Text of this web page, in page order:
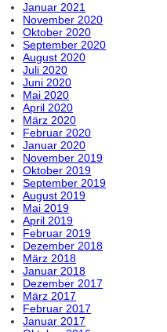
Januar 2021
November 2020
Oktober 2020
September 2020
August 2020
Juli 2020
Juni 2020
Mai 2020
April 2020
März 2020
Februar 2020
Januar 2020
November 2019
Oktober 2019
September 2019
August 2019
Mai 2019
April 2019
Februar 2019
Dezember 2018
März 2018
Januar 2018
Dezember 2017
März 2017
Februar 2017
Januar 2017